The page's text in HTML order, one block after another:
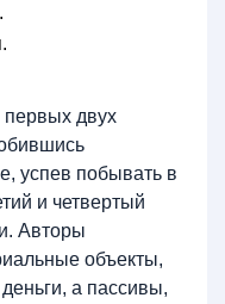
первых двух
успев побывать в
и четвертый
Авторы
объекты,
а пассивы,